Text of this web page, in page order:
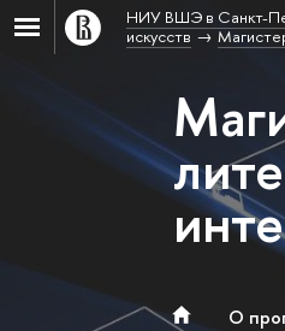
НИУ ВШЭ в Санкт-
искусств
О